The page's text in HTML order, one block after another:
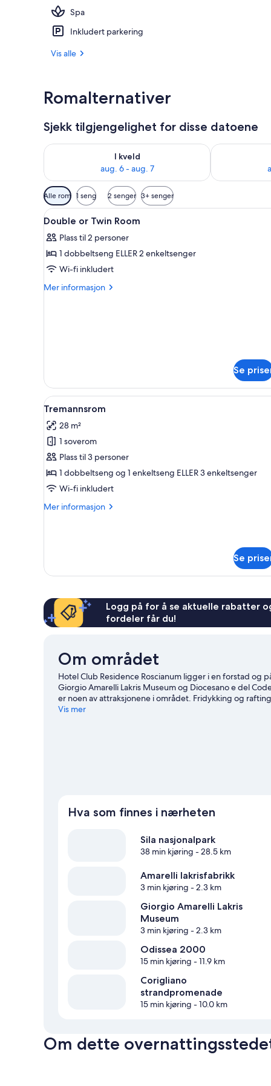
Spa
Inkludert parkering
Vis alle
Romalternativer
Sjekk tilgjengelighet for disse datoene
I kveld
aug. 6 - aug. 7
Sjekk tilgjengelighet for i kveld, aug. 6 - aug. 7
Sjekk
Tilgjengelige
filtre
for
Alle rom 1 seng 2 senger 3+ senger
Åpne
alle
bildene
av
Double
or
Senger med overmadrass,
1
Double or Twin Room
Plass til 2 personer
1 dobbeltseng ELLER 2 enkeltsenger
Wi-fi inkludert
Mer informasjon
Mer
Se
Åpne
alle
bildene
av
Tremannsrom
Tremannsrom | Senger med
1
Tremannsrom
28 m²
1 soverom
Plass til 3 personer
1 dobbeltseng og 1 enkeltseng ELLER 3 enkeltsenger
Wi-fi inkludert
Mer informasjon
Mer
Se
Logg på for å se aktuelle rabatter
fordeler får du!
Om området
Hotel Club Residence Roscianum ligger i en forstad og
Giorgio Amarelli Lakris Museum og Diocesano e del
er noen av attraksjonene i området. Fridykking og
oppleve naturen i området gjennom turer til fots eller
Vis mer
Hva som finnes i nærheten
Sila nasjonalpark
38 min kjøring - 28.5 km
Amarelli lakrisfabrikk
3 min kjøring - 2.3 km
Giorgio Amarelli Lakris
Museum
3 min kjøring - 2.3 km
Odissea 2000
15 min kjøring - 11.9 km
Corigliano
strandpromenade
15 min kjøring - 10.0 km
Om dette